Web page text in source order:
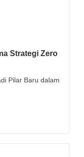
Strategi Zero
Pilar Baru dalam